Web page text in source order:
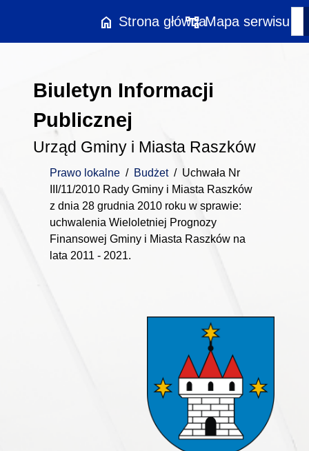
home Strona główna
account_treeMapa serwisu
Biuletyn Informacji
Publicznej
Urząd Gminy i Miasta Raszków
Prawo lokalne / Budżet / Uchwała Nr
III/11/2010 Rady Gminy i Miasta Raszków
z dnia 28 grudnia 2010 roku w sprawie:
uchwalenia Wieloletniej Prognozy
Finansowej Gminy i Miasta Raszków na
lata 2011 - 2021.